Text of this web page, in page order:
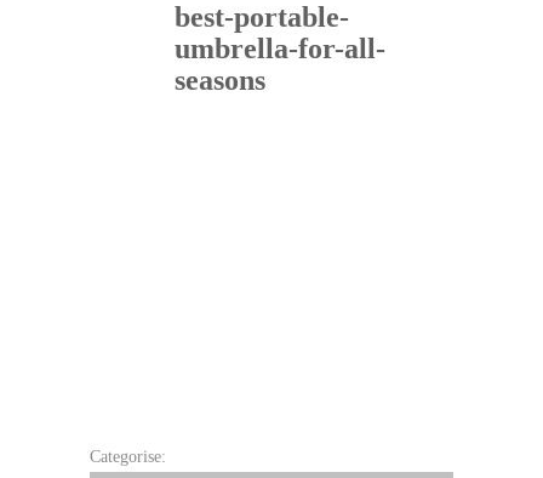
best-portable-
umbrella-for-all-
seasons
Categorise: